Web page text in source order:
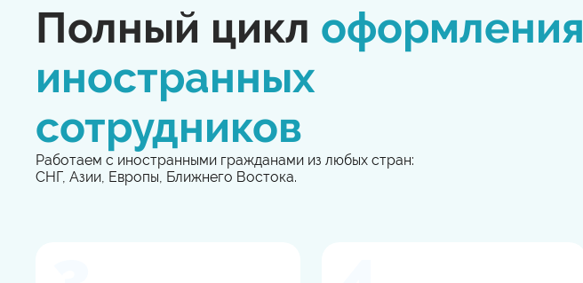
Полный цикл оформления
иностранных
сотрудников
Работаем с иностранными гражданами из любых стран:
СНГ, Азии, Европы, Ближнего Востока.